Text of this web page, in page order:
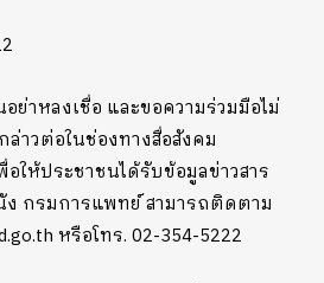
ย่าหลงเชื่อ และขอความร่วมมือไม่
าวต่อในช่องทางสื่อสังคม
ให้ประชาชนได้รับข้อมูลข่าวสาร
กรมการแพทย์ สามารถติดตาม
หรือโทร. 02-354-5222